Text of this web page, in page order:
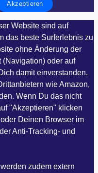
Akzeptieren
Website sind auf
das beste Surferlebnis zu
ohne Änderung der
oder auf
damit einverstanden.
wie Amazon,
Wenn Du das nicht
"Akzeptieren" klicken
Deinen Browser im
Anti-Tracking- und
zudem extern